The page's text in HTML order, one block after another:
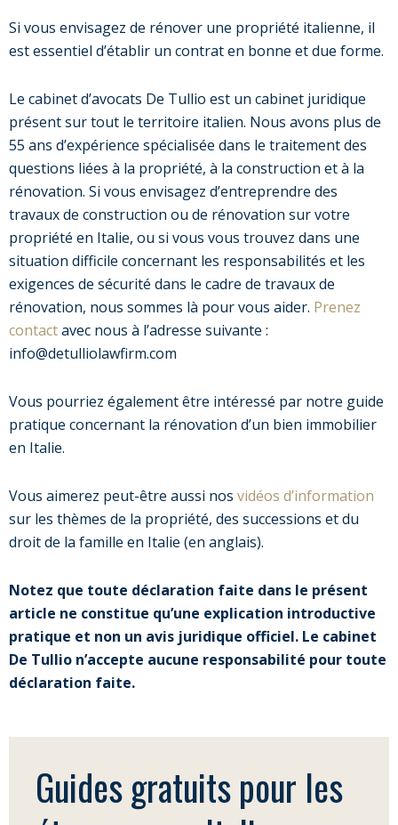
Si vous envisagez de rénover une propriété italienne, il
est essentiel d’établir un contrat en bonne et due forme.
Le cabinet d’avocats De Tullio est un cabinet juridique
présent sur tout le territoire italien. Nous avons plus de
55 ans d’expérience spécialisée dans le traitement des
questions liées à la propriété, à la construction et à la
rénovation. Si vous envisagez d’entreprendre des
travaux de construction ou de rénovation sur votre
propriété en Italie, ou si vous vous trouvez dans une
situation difficile concernant les responsabilités et les
exigences de sécurité dans le cadre de travaux de
rénovation, nous sommes là pour vous aider. Prenez
contactavec nous à l’adresse suivante :
info@detulliolawfirm.com
Vous pourriez également être intéressé par notre guide
pratique concernant la rénovation d’un bien immobilier
en Italie.
Vous aimerez peut-être aussi nos vidéos d’information
sur les thèmes de la propriété, des successions et du
droit de la famille en Italie (en anglais).
Notez que toute déclaration faite dans le présent
article ne constitue qu’une explication introductive
pratique et non un avis juridique officiel. Le cabinet
De Tullio n’accepte aucune responsabilité pour toute
déclaration faite.
Guides gratuits pour les